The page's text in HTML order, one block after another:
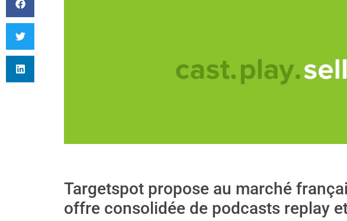
Targetspot propose au marché
offre consolidée de podcasts replay